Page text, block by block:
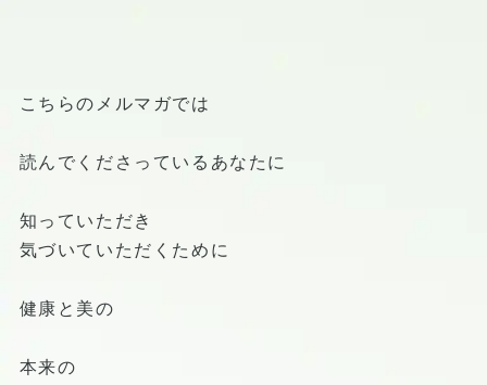
こちらのメルマガでは
読んでくださっているあなたに
知っていただき
気づいていただくために
健康と美の
本来の